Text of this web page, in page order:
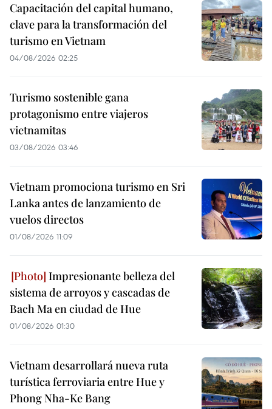
Capacitación del capital humano,
clave para la transformación del
turismo en Vietnam
04/08/2026 02:25
Turismo sostenible gana
protagonismo entre viajeros
vietnamitas
03/08/2026 03:46
Vietnam promociona turismo en Sri
Lanka antes de lanzamiento de
vuelos directos
01/08/2026 11:09
Impresionante belleza del
sistema de arroyos y cascadas de
Bach Ma en ciudad de Hue
01/08/2026 01:30
Vietnam desarrollará nueva ruta
turística ferroviaria entre Hue y
Phong Nha-Ke Bang